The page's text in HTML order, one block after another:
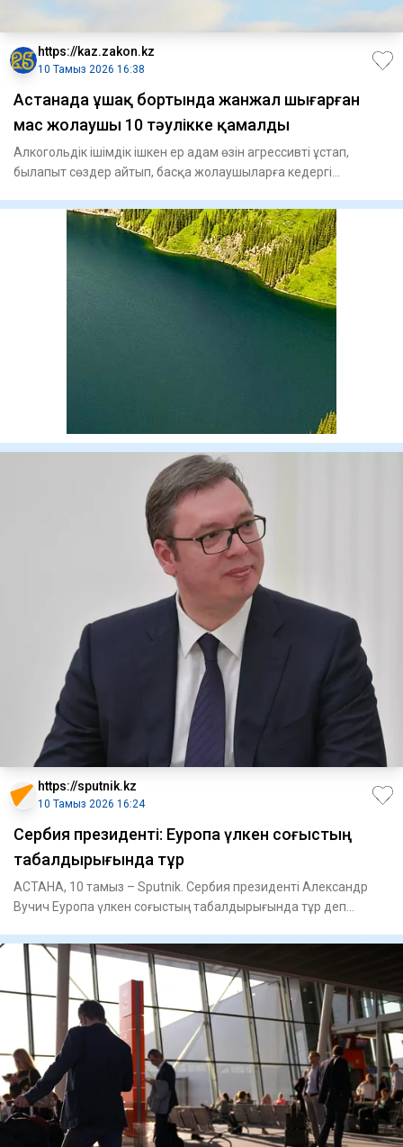
https://kaz.zakon.kz
10 Тамыз 2026 16:38
Астанада ұшақ бортында жанжал шығарған
мас жолаушы 10 тәулікке қамалды
Алкогольдік ішімдік ішкен ер адам өзін агрессивті ұстап,
былапыт сөздер айтып, басқа жолаушыларға кедергі
https://sputnik.kz
10 Тамыз 2026 16:24
Сербия президенті: Еуропа үлкен соғыстың
табалдырығында тұр
АСТАНА, 10 тамыз – Sputnik. Сербия президенті Александр
Вучич Еуропа үлкен соғыстың табалдырығында тұр деп